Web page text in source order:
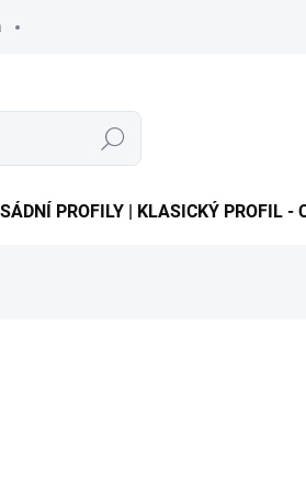
Hledat
PROFILY | KLASICKÝ PROFIL -